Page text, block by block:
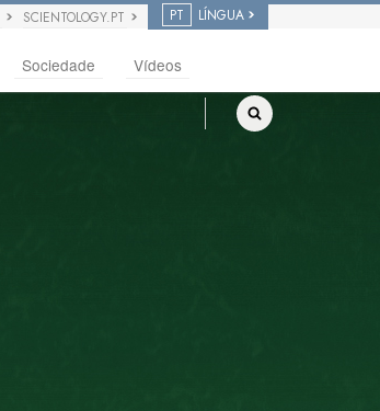
SCIENTOLOGY.PT PT LÍNGUA
Sociedade Vídeos